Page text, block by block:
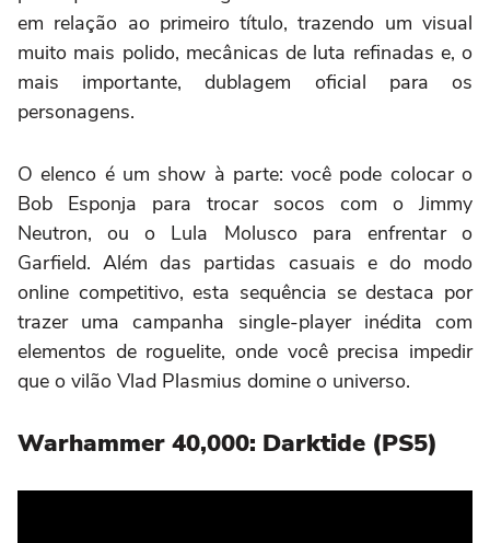
em relação ao primeiro título, trazendo um visual
muito mais polido, mecânicas de luta refinadas e, o
mais importante, dublagem oficial para os
personagens.
O elenco é um show à parte: você pode colocar o
Bob Esponja para trocar socos com o Jimmy
Neutron, ou o Lula Molusco para enfrentar o
Garfield. Além das partidas casuais e do modo
online competitivo, esta sequência se destaca por
trazer uma campanha single-player inédita com
elementos de roguelite, onde você precisa impedir
que o vilão Vlad Plasmius domine o universo.
Warhammer 40,000: Darktide (PS5)